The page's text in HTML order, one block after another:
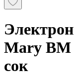
Mary BM
сок